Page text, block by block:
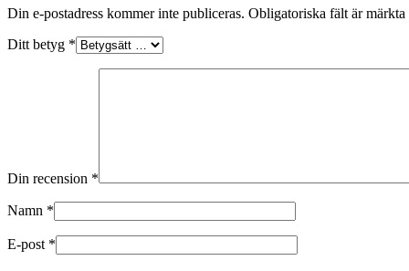
Din e-postadress kommer inte publiceras. Obligatoriska fält är märkta
Ditt betyg *
Din recension *
Namn *
E-post *